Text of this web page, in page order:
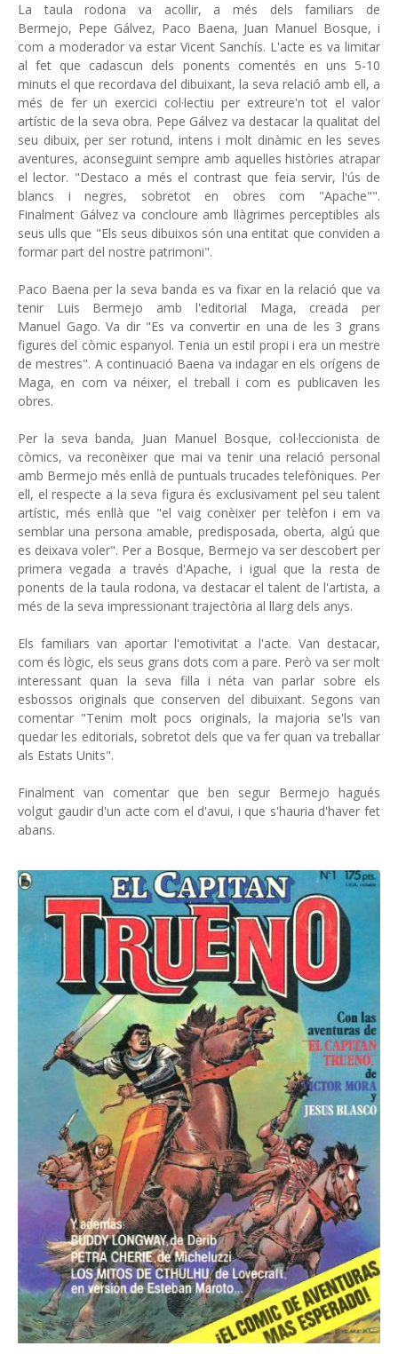
La taula rodona va acollir, a més dels familiars de
Bermejo, Pepe Gálvez, Paco Baena, Juan Manuel Bosque, i
com a moderador va estar Vicent Sanchís. L'acte es va limitar
al fet que cadascun dels ponents comentés en uns 5-10
minuts el que recordava del dibuixant, la seva relació amb ell, a
més de fer un exercici col·lectiu per extreure'n tot el valor
artístic de la seva obra. Pepe Gálvez va destacar la qualitat del
seu dibuix, per ser rotund, intens i molt dinàmic en les seves
aventures, aconseguint sempre amb aquelles històries atrapar
el lector. "Destaco a més el contrast que feia servir, l'ús de
blancs i negres, sobretot en obres com "Apache"".
Finalment Gálvez va concloure amb llàgrimes perceptibles als
seus ulls que "Els seus dibuixos són una entitat que conviden a
formar part del nostre patrimoni".
Paco Baena per la seva banda es va fixar en la relació que va
tenir Luis Bermejo amb l'editorial Maga, creada per
Manuel Gago. Va dir "Es va convertir en una de les 3 grans
figures del còmic espanyol. Tenia un estil propi i era un mestre
de mestres". A continuació Baena va indagar en els orígens de
Maga, en com va néixer, el treball i com es publicaven les
obres.
Per la seva banda, Juan Manuel Bosque, col·leccionista de
còmics, va reconèixer que mai va tenir una relació personal
amb Bermejo més enllà de puntuals trucades telefòniques. Per
ell, el respecte a la seva figura és exclusivament pel seu talent
artístic, més enllà que "el vaig conèixer per telèfon i em va
semblar una persona amable, predisposada, oberta, algú que
es deixava voler". Per a Bosque, Bermejo va ser descobert per
primera vegada a través d'Apache, i igual que la resta de
ponents de la taula rodona, va destacar el talent de l'artista, a
més de la seva impressionant trajectòria al llarg dels anys.
Els familiars van aportar l'emotivitat a l'acte. Van destacar,
com és lògic, els seus grans dots com a pare. Però va ser molt
interessant quan la seva filla i néta van parlar sobre els
esbossos originals que conserven del dibuixant. Segons van
comentar "Tenim molt pocs originals, la majoria se'ls van
quedar les editorials, sobretot dels que va fer quan va treballar
als Estats Units".
Finalment van comentar que ben segur Bermejo hagués
volgut gaudir d'un acte com el d'avui, i que s'hauria d'haver fet
abans.